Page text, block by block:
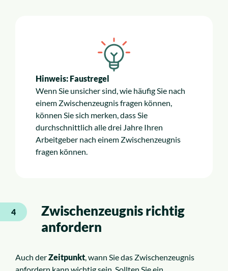
Hinweis: Faustregel
Wenn Sie unsicher sind, wie häufig Sie nach
einem Zwischenzeugnis fragen können,
können Sie sich merken, dass Sie
durchschnittlich alle drei Jahre Ihren
Arbeitgeber nach einem Zwischenzeugnis
fragen können.
4
Zwischenzeugnis richtig
anfordern
Auch derZeitpunkt, wann Sie das Zwischenzeugnis